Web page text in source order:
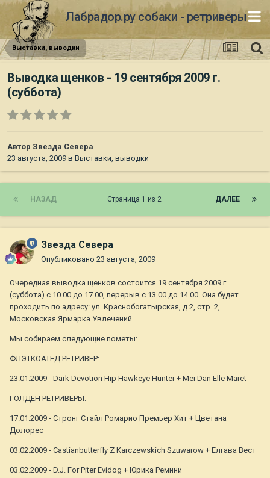
Лабрадор.ру собаки - ретриверы
Выставки, выводки
Выводка щенков - 19 сентября 2009 г.
(суббота)
Автор Звезда Севера
23 августа, 2009 в Выставки, выводки
НАЗАД ДАЛЕЕ
Страница 1 из 2
Звезда Севера
Опубликовано 23 августа, 2009
Очередная выводка щенков состоится 19 сентября 2009 г.
(суббота) c 10.00 до 17.00, перерыв с 13.00 до 14.00. Она будет
проходить по адресу: ул. Краснобогатырская, д.2, стр. 2,
Московская Ярмарка Увлечений
Мы собираем следующие пометы:
ФЛЭТКОАТЕД РЕТРИВЕР:
23.01.2009 - Dark Devotion Hip Hawkeye Hunter + Mei Dan Elle Maret
ГОЛДЕН РЕТРИВЕРЫ:
17.01.2009 - Стронг Стайл Ромарио Премьер Хит + Цветана
Долорес
03.02.2009 - Castianbutterfly Z Karczewskich Szuwarow + Елгава Вест
03.02.2009 - D.J. For Piter Evidog + Юрика Ремини